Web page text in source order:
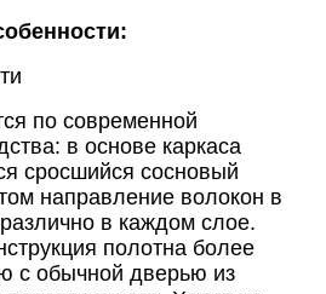
по современной
в основе каркаса
сросшийся сосновый
направление волокон в
в каждом слое.
полотна более
с обычной дверью из